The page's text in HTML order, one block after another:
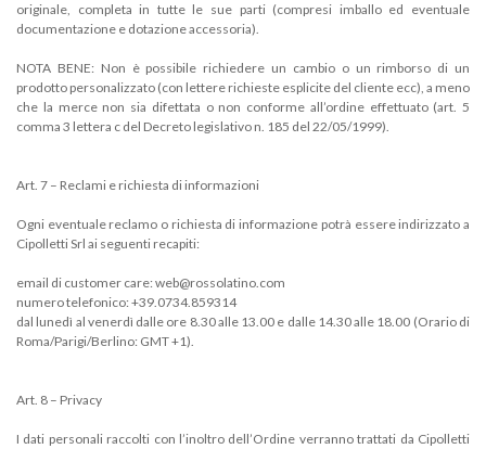
originale, completa in tutte le sue parti (compresi imballo ed eventuale
documentazione e dotazione accessoria).
NOTA BENE: Non è possibile richiedere un cambio o un rimborso di un
prodotto personalizzato (con lettere richieste esplicite del cliente ecc), a meno
che la merce non sia difettata o non conforme all’ordine effettuato (art. 5
comma 3 lettera c del Decreto legislativo n. 185 del 22/05/1999).
Art. 7 – Reclami e richiesta di informazioni
Ogni eventuale reclamo o richiesta di informazione potrà essere indirizzato a
Cipolletti Srl ai seguenti recapiti:
email di customer care: web@rossolatino.com
numero telefonico: +39.0734.859314
dal lunedì al venerdì dalle ore 8.30 alle 13.00 e dalle 14.30 alle 18.00 (Orario di
Roma/Parigi/Berlino: GMT +1).
Art. 8 – Privacy
I dati personali raccolti con l’inoltro dell’Ordine verranno trattati da Cipolletti